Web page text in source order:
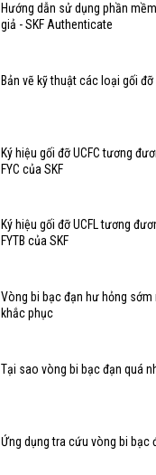
Hướng dẫn sử dụng phần
giả - SKF Authenticate
Bản vẽ kỹ thuật các loại gối đỡ
Ký hiệu gối đỡ UCFC tương
FYC của SKF
Ký hiệu gối đỡ UCFL tương
FYTB của SKF
Vòng bi bạc đạn hư hỏng sớm
khắc phục
Tại sao vòng bi bạc đạn quá
Ứng dụng tra cứu vòng bi bạc